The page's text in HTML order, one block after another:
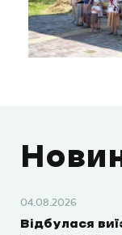
04.08.2026
Відбулася